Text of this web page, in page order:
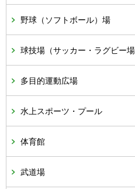
野球（ソフトボール）場
球技場（サッカー・ラグビー場
多目的運動広場
水上スポーツ・プール
体育館
武道場